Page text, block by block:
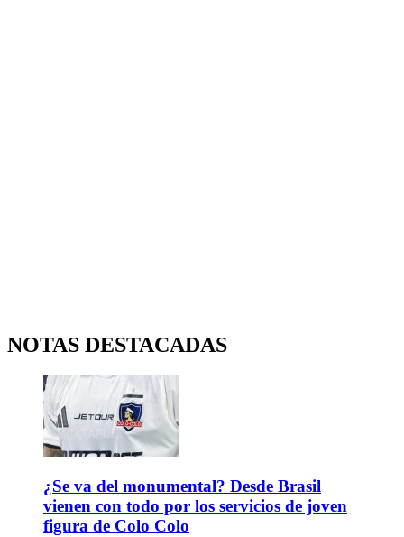
NOTAS DESTACADAS
¿Se va del monumental? Desde Brasil
vienen con todo por los servicios de joven
figura de Colo Colo